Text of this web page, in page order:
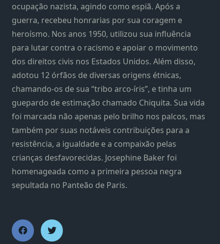
ocupação nazista, agindo como espiã. Após a
guerra, recebeu honrarias por sua coragem e
heroísmo. Nos anos 1950, utilizou sua influência
para lutar contra o racismo e apoiar o movimento
dos direitos civis nos Estados Unidos. Além disso,
adotou 12 órfãos de diversas origens étnicas,
chamando-os de sua “tribo arco-íris”, e tinha um
guepardo de estimação chamado Chiquita. Sua vida
foi marcada não apenas pelo brilho nos palcos, mas
também por suas notáveis contribuições para a
resistência, a igualdade e a compaixão pelas
crianças desfavorecidas. Josephine Baker foi
homenageada como a primeira pessoa negra
sepultada no Panteão de Paris.